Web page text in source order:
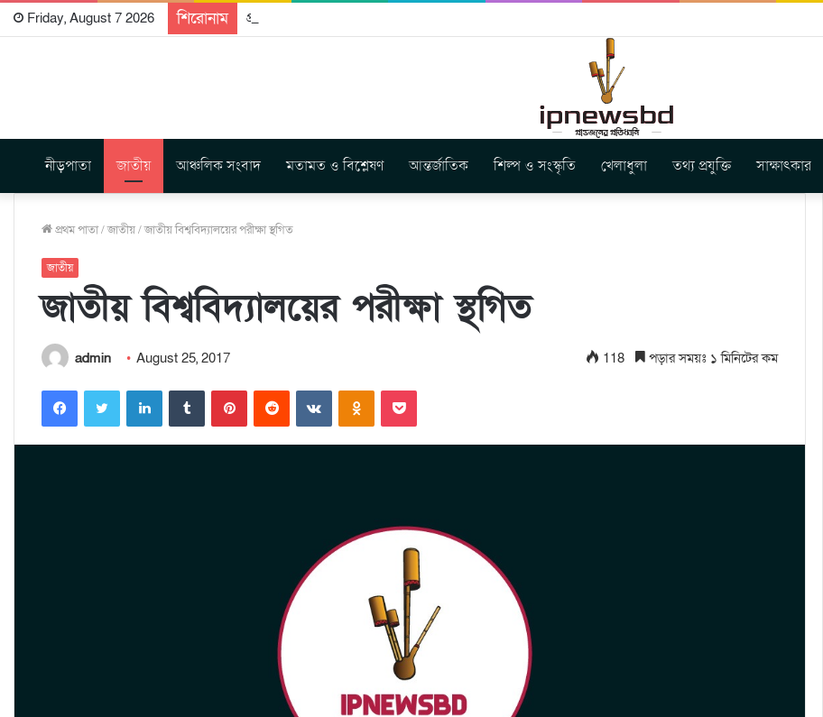
Friday, August 7 2026 শিরোনাম প্রকাশিত হতে যাচ্ছে দি রাবুগার নতুন গান ‘Baljanggi’
নীড়পাতা জাতীয় আঞ্চলিক সংবাদ মতামত ও বিশ্লেষণ আন্তর্জাতিক শিল্প ও সংস্কৃতি খেলাধুলা তথ্য প্রযুক্তি সাক্ষাৎকার
প্রথম পাতা/জাতীয়/জাতীয় বিশ্ববিদ্যালয়ের পরীক্ষা স্থগিত
জাতীয়
জাতীয় বিশ্ববিদ্যালয়ের পরীক্ষা স্থগিত
admin August 25, 2017 118 পড়ার সময়ঃ ১ মিনিটের কম